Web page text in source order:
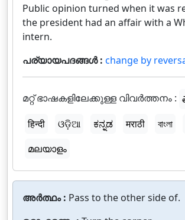
Public opinion turned when it was
the president had an affair with a
intern.
പര്യായപദങ്ങൾ : change by
മറ്റ് ഭാഷകളിലേക്കുള്ള വിവർത്തനം :
हिन्दी
ଓଡ଼ିଆ ಕನ್ನಡ मराठी বাংলা
മലയാളം
അർത്ഥം : Pass to the other side of.